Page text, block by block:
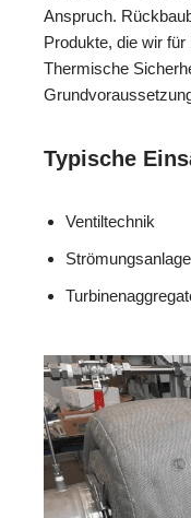
Anspruch.
Produkte, die wir
Thermische
Typische
Ventiltechnik